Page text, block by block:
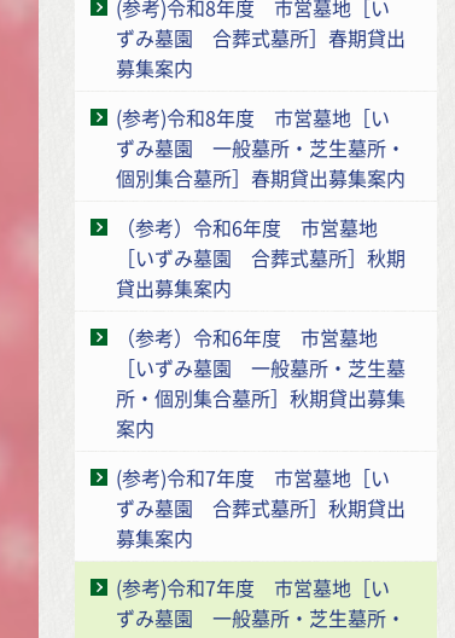
(参考)令和8年度 市営墓地［い
ずみ墓園 合葬式墓所］春期貸出
募集案内
(参考)令和8年度 市営墓地［い
ずみ墓園 一般墓所・芝生墓所・
個別集合墓所］春期貸出募集案内
（参考）令和6年度 市営墓地
［いずみ墓園 合葬式墓所］秋期
貸出募集案内
（参考）令和6年度 市営墓地
［いずみ墓園 一般墓所・芝生墓
所・個別集合墓所］秋期貸出募集
案内
(参考)令和7年度 市営墓地［い
ずみ墓園 合葬式墓所］秋期貸出
募集案内
(参考)令和7年度 市営墓地［い
ずみ墓園 一般墓所・芝生墓所・